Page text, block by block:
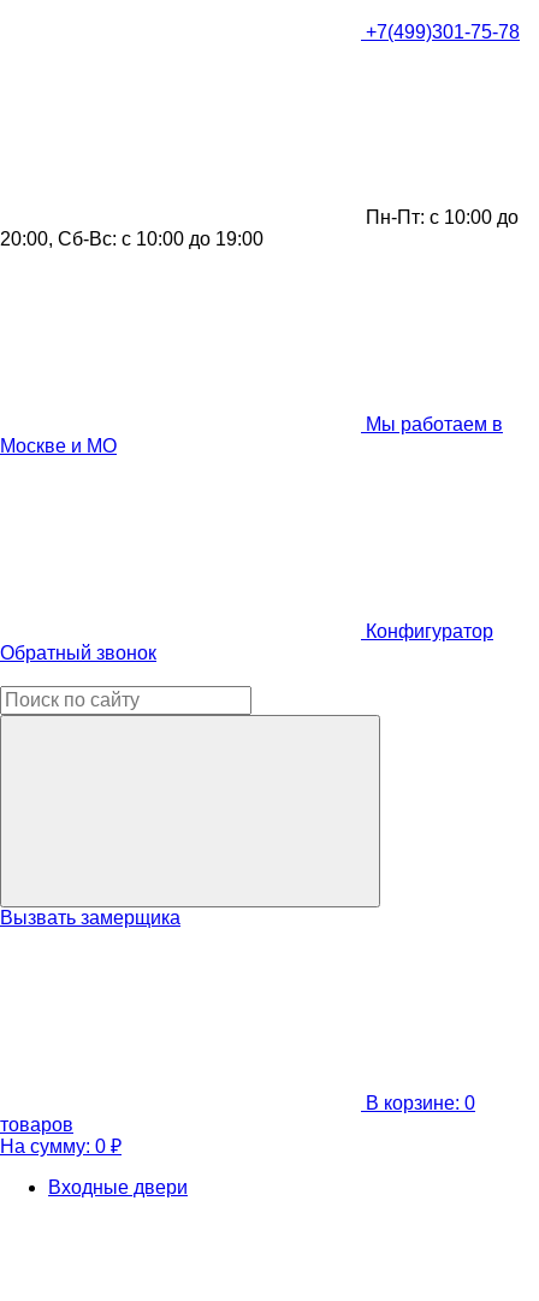
+7(499)301-75-78
Пн-Пт: с 10:00 до
20:00, Сб-Вс: с 10:00 до 19:00
Мы работаем в
Москве и МО
Конфигуратор
Обратный звонок
Вызвать замерщика
В корзине: 0
товаров
На сумму: 0 ₽
Входные двери